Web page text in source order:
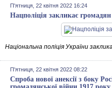
П'ятниця, 22 квітня 2022 16:24
Нацполіція закликає громадян
Національна поліція України
П'ятниця, 22 квітня 2022 08:22
Спроба нової анексії з боку